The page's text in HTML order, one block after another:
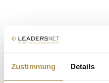
Zustimmung Details